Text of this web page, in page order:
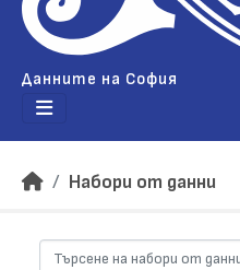
Данните на София
Набори от данни